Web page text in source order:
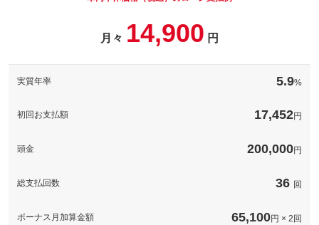
月々 14,900 円
実質年率 5.9%
初回お支払額 17,452円
頭金 200,000円
総支払回数 36 回
ボーナス月加算金額 65,100円 × 2回